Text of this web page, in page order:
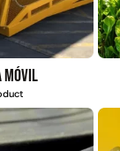
móvil